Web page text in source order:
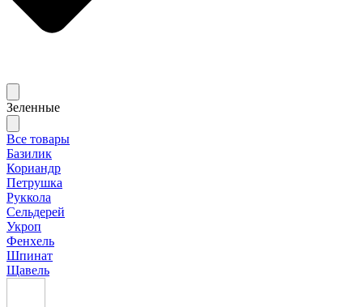
Зеленные
Все товары
Базилик
Кориандр
Петрушка
Руккола
Сельдерей
Укроп
Фенхель
Шпинат
Щавель